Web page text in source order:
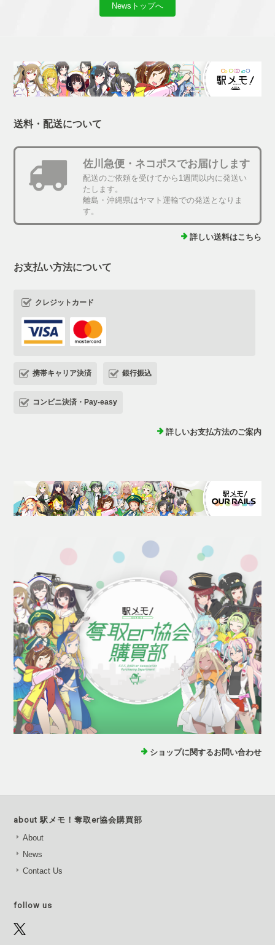
Newsトップへ
送料・配送について
佐川急便・ネコポスでお届けします
配送のご依頼を受けてから1週間以内に発送い
たします。
離島・沖縄県はヤマト運輸での発送となりま
す。
詳しい送料はこちら
お支払い方法について
クレジットカード
携帯キャリア決済 銀行振込
コンビニ決済・Pay-easy
詳しいお支払方法のご案内
ショップに関するお問い合わせ
about 駅メモ！奪取er協会購買部
About
News
Contact Us
follow us